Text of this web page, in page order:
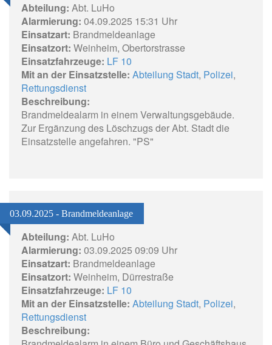
Abteilung: Abt. LuHo
Alarmierung: 04.09.2025 15:31 Uhr
Einsatzart: Brandmeldeanlage
Einsatzort: Weinheim, Obertorstrasse
Einsatzfahrzeuge: LF 10
Mit an der Einsatzstelle: Abteilung Stadt, Polizei,
Rettungsdienst
Beschreibung:
Brandmeldealarm in einem Verwaltungsgebäude.
Zur Ergänzung des Löschzugs der Abt. Stadt die
Einsatzstelle angefahren. "PS"
03.09.2025 - Brandmeldeanlage
Abteilung: Abt. LuHo
Alarmierung: 03.09.2025 09:09 Uhr
Einsatzart: Brandmeldeanlage
Einsatzort: Weinheim, Dürrestraße
Einsatzfahrzeuge: LF 10
Mit an der Einsatzstelle: Abteilung Stadt, Polizei,
Rettungsdienst
Beschreibung: